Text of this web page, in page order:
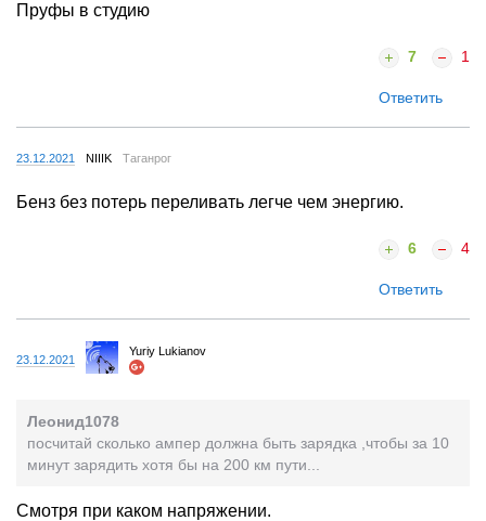
Пруфы в студию
7 1
Ответить
23.12.2021 NIIIK Таганрог
Бенз без потерь переливать легче чем энергию.
6 4
Ответить
23.12.2021
Yuriy Lukianov
Леонид1078
посчитай сколько ампер должна быть зарядка ,чтобы за 10
минут зарядить хотя бы на 200 км пути...
Смотря при каком напряжении.